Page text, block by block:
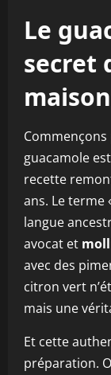
Le
secret
guacamole
recette
ans. Le terme
langue
avocat et
avec des
citron vert
mais une
Et cette
préparation.